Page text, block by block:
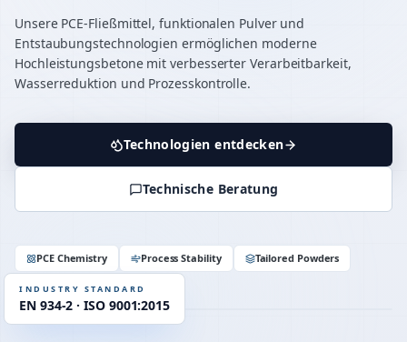
Unsere PCE-Fließmittel, funktionalen Pulver und
Entstaubungstechnologien ermöglichen moderne
Hochleistungsbetone mit verbesserter Verarbeitbarkeit,
Wasserreduktion und Prozesskontrolle.
Technologien entdecken
Technische Beratung
PCE Chemistry Process Stability Tailored Powders
WATER REDUCTION
COMPATIBILITY OPC · CEM II / III
INDUSTRY STANDARD
EN 934-2 · ISO 9001:2015